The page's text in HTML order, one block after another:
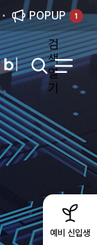
POPUP 1
검
색
열
기
예비 신입생